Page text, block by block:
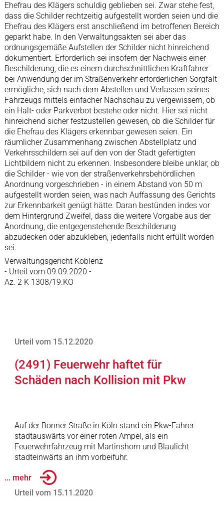
Ehefrau des Klägers schuldig geblieben sei. Zwar stehe fest,
dass die Schilder rechtzeitig aufgestellt worden seien und die
Ehefrau des Klägers erst anschließend im betroffenen Bereich
geparkt habe. In den Verwaltungsakten sei aber das
ordnungsgemäße Aufstellen der Schilder nicht hinreichend
dokumentiert. Erforderlich sei insofern der Nachweis einer
Beschilderung, die es einem durchschnittlichen Kraftfahrer
bei Anwendung der im Straßenverkehr erforderlichen Sorgfalt
ermögliche, sich nach dem Abstellen und Verlassen seines
Fahrzeugs mittels einfacher Nachschau zu vergewissern, ob
ein Halt- oder Parkverbot bestehe oder nicht. Hier sei nicht
hinreichend sicher festzustellen gewesen, ob die Schilder für
die Ehefrau des Klägers erkennbar gewesen seien. Ein
räumlicher Zusammenhang zwischen Abstellplatz und
Verkehrsschildern sei auf den von der Stadt gefertigten
Lichtbildern nicht zu erkennen. Insbesondere bleibe unklar, ob
die Schilder - wie von der straßenverkehrsbehördlichen
Anordnung vorgeschrieben - in einem Abstand von 50 m
aufgestellt worden seien, was nach Auffassung des Gerichts
zur Erkennbarkeit genügt hätte. Daran bestünden indes vor
dem Hintergrund Zweifel, dass die weitere Vorgabe aus der
Anordnung, die entgegenstehende Beschilderung
abzudecken oder abzukleben, jedenfalls nicht erfüllt worden
sei.
Verwaltungsgericht Koblenz
- Urteil vom 09.09.2020 -
Az. 2 K 1308/19.KO
Urteil vom 15.12.2020
(2491) Feuerwehr haftet für
Schäden nach Kollision mit Pkw
Auf der Bonner Straße in Köln stand ein Pkw-Fahrer
stadtauswärts vor einer roten Ampel, als ein
Feuerwehrfahrzeug mit Martinshorn und Blaulicht
stadteinwärts an ihm vorbeifuhr.
... mehr
Urteil vom 15.11.2020